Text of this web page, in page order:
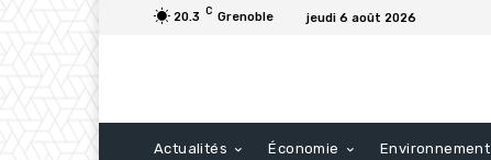
20.3 C Grenoble jeudi 6 août 2026
Actualités Économie Environnement